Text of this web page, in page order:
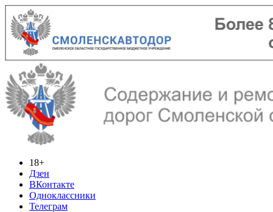
18+
Дзен
ВКонтакте
Одноклассники
Телеграм